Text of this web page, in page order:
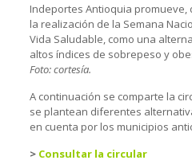
Indeportes Antioquia promueve,
la realización de la Semana
Vida Saludable, como una
altos índices de sobrepeso y
Foto: cortesía.
A continuación se comparte la
se plantean diferentes
en cuenta por los municipios
> Consultar la circular